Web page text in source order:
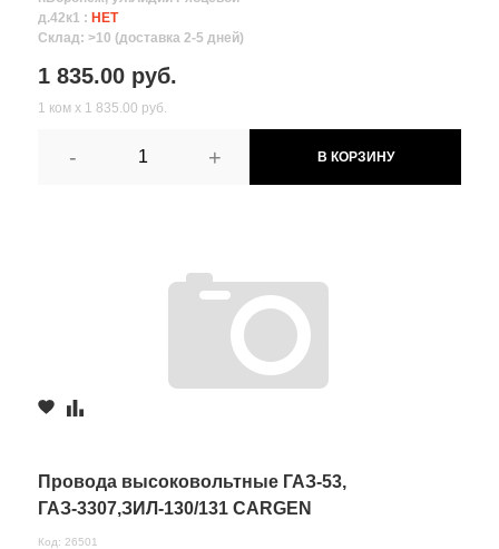
д.42к1 : НЕТ
Склад: >10 (доставка 2-5 дней)
1 835.00 руб.
1 ком х 1 835.00 руб.
- + В КОРЗИНУ
Провода высоковольтные ГАЗ-53,
ГАЗ-3307,ЗИЛ-130/131 CARGEN
Код: 26501